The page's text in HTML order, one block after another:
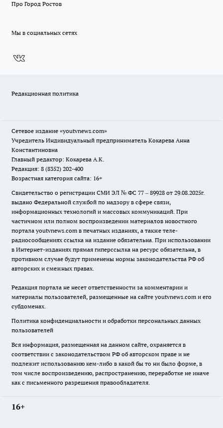
Про Город Ростов
Мы в социальных сетях
Редакционная политика
Сетевое издание «youtvnews.com»
Учредитель Индивидуальный предприниматель Кокарева Анна
Константиновна
Главный редактор: Кокарева А.К.
Редакция: 8 (8352) 202-400
Возрастная категория сайта: 16+
Свидетельство о регистрации СМИ ЭЛ № ФС 77 – 89928 от 29.08.2025г.
выдано Федеральной службой по надзору в сфере связи,
информационных технологий и массовых коммуникаций. При
частичном или полном воспроизведении материалов новостного
портала youtvnews.com в печатных изданиях, а также теле-
радиосообщениях ссылка на издание обязательна. При использовании
в Интернет-изданиях прямая гиперссылка на ресурс обязательна, в
противном случае будут применены нормы законодательства РФ об
авторских и смежных правах.
Редакция портала не несет ответственности за комментарии и
материалы пользователей, размещенные на сайте youtvnews.com и его
субдоменах.
Политика конфиденциальности и обработки персональных данных
пользователей
Вся информация, размещенная на данном сайте, охраняется в
соответствии с законодательством РФ об авторском праве и не
подлежит использованию кем-либо в какой бы то ни было форме, в
том числе воспроизведению, распространению, переработке не иначе
как с письменного разрешения правообладателя.
16+